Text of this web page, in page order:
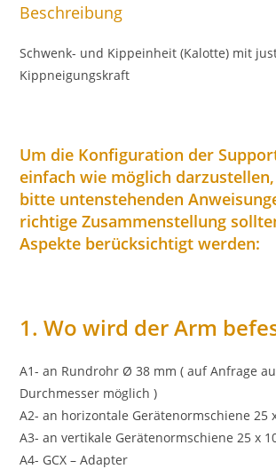
Beschreibung
Schwenk- und Kippeinheit (Kalotte) mit
Kippneigungskraft
Um die Konfiguration der
einfach wie möglich
bitte untenstehenden
richtige Zusammenstellung
Aspekte berücksichtigt werden:
1. Wo wird der Arm
A1- an Rundrohr Ø 38 mm ( auf Anfrage
Durchmesser möglich )
A2- an horizontale Gerätenormschiene 25
A3- an vertikale Gerätenormschiene 25 x
A4- GCX – Adapter